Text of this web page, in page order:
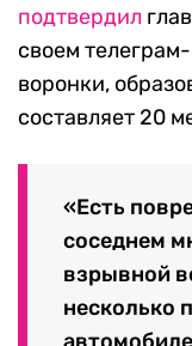
подтвердил
своем
воронки,
составляет 20
«Есть
соседнем
взрывной
несколько